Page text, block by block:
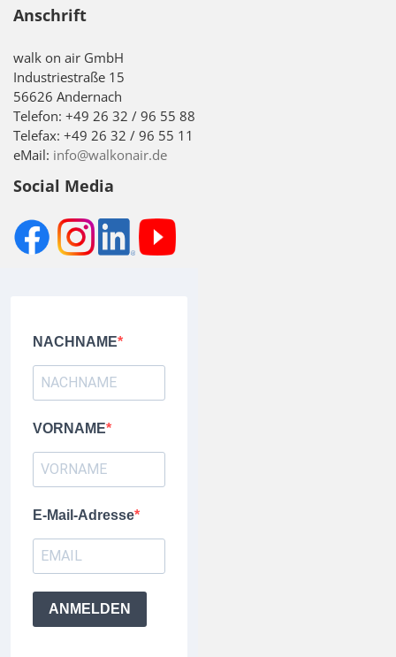
Anschrift
walk on air GmbH
Industriestraße 15
56626 Andernach
Telefon: +49 26 32 / 96 55 88
Telefax: +49 26 32 / 96 55 11
eMail: info@walkonair.de
Social Media
NACHNAME
VORNAME
E-Mail-Adresse
ANMELDEN